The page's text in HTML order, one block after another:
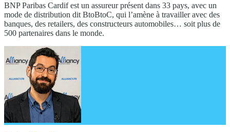
BNP Paribas Cardif est un assureur présent dans 33 pays, avec un
mode de distribution dit BtoBtoC, qui l’amène à travailler avec des
banques, des retailers, des constructeurs automobiles… soit plus de
500 partenaires dans le monde.